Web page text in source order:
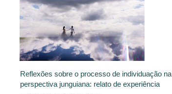
Reflexões sobre o processo de individuação na
perspectiva junguiana: relato de experiência